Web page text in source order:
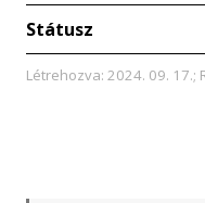
Státusz
Létrehozva: 2024. 09. 17.;